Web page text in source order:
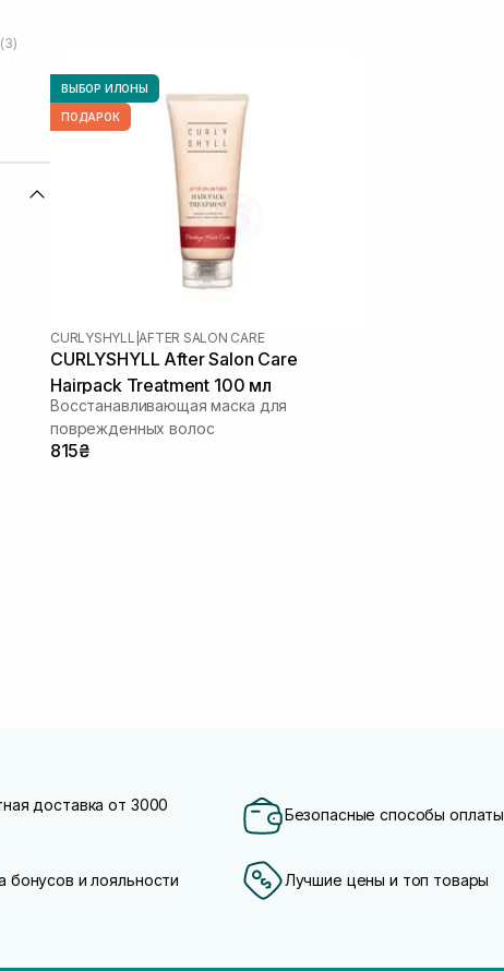
(3)
ВЫБОР ИЛОНЫ
ПОДАРОК
CURLYSHYLL AFTER SALON CARE
CURLYSHYLL After Salon Care
Hairpack Treatment 100 мл
Восстанавливающая маска для
поврежденных волос
815₴
доставка от 3000
Безопасные способы оплаты
бонусов и лояльности Лучшие цены и топ товары